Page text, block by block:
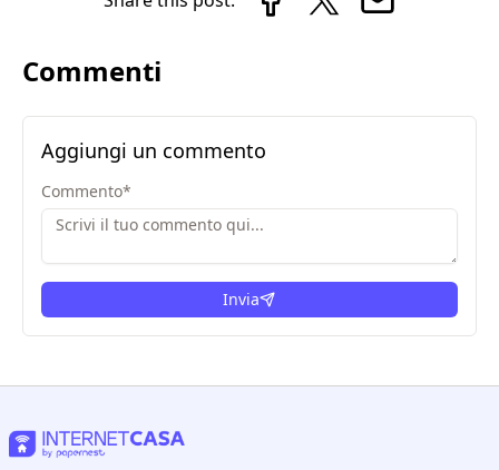
Commenti
Aggiungi un commento
Commento*
Invia